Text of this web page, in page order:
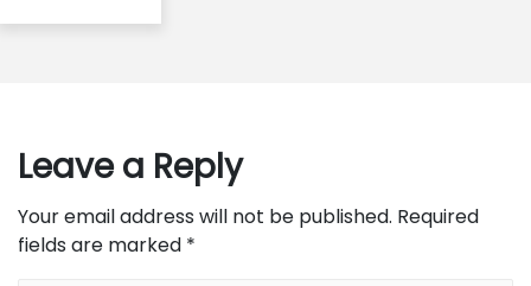
Leave a Reply
Your email address will not be published. Required
fields are marked *